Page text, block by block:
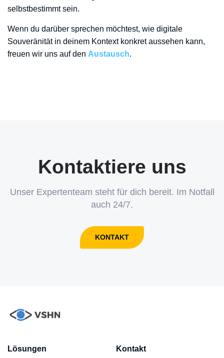
selbstbestimmt sein.
Wenn du darüber sprechen möchtest, wie digitale
Souveränität in deinem Kontext konkret aussehen kann,
freuen wir uns auf den Austausch.
Kontaktiere uns
Unser Expertenteam steht für dich bereit. Im Notfall
auch 24/7.
KONTAKT
Lösungen Kontakt